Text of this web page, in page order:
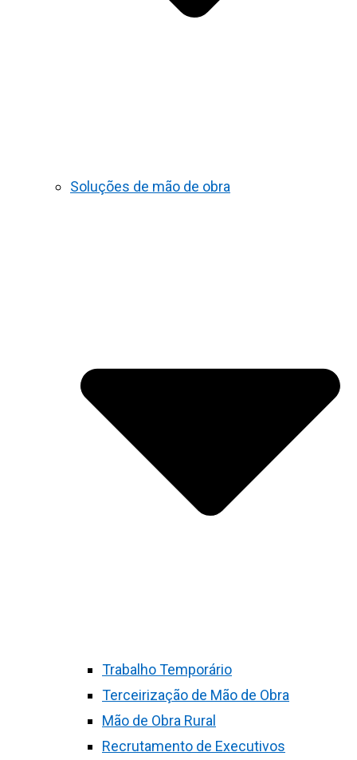
Soluções de mão de obra
Trabalho Temporário
Terceirização de Mão de Obra
Mão de Obra Rural
Recrutamento de Executivos